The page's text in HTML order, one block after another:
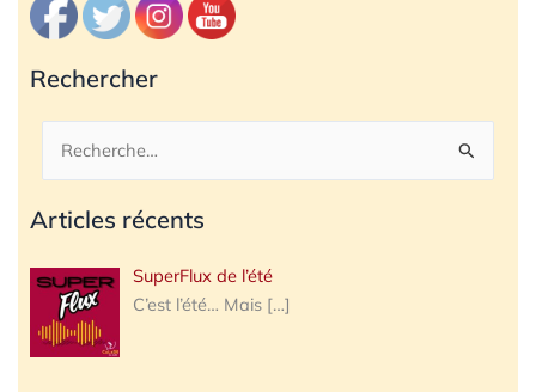
Rechercher
Rechercher :
Articles récents
SuperFlux de l’été
C’est l’été… Mais […]